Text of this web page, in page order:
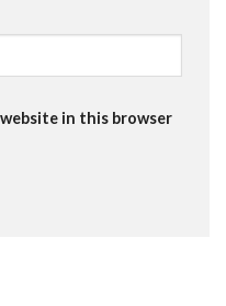
website in this browser